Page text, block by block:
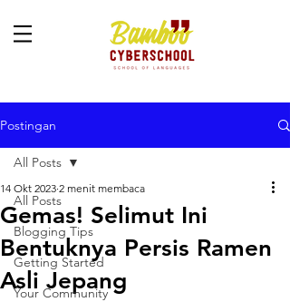
Postingan
All Posts
Blogging Tips
Getting Started
Your Community
All Posts
Gemas! Selimut Ini
Bentuknya Persis Ramen
Asli Jepang
14 Okt 2023 2 menit membaca